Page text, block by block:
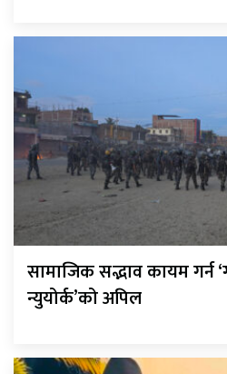
सामाजिक सद्भाव कायम गर्न
न्युयोर्क’को अपिल